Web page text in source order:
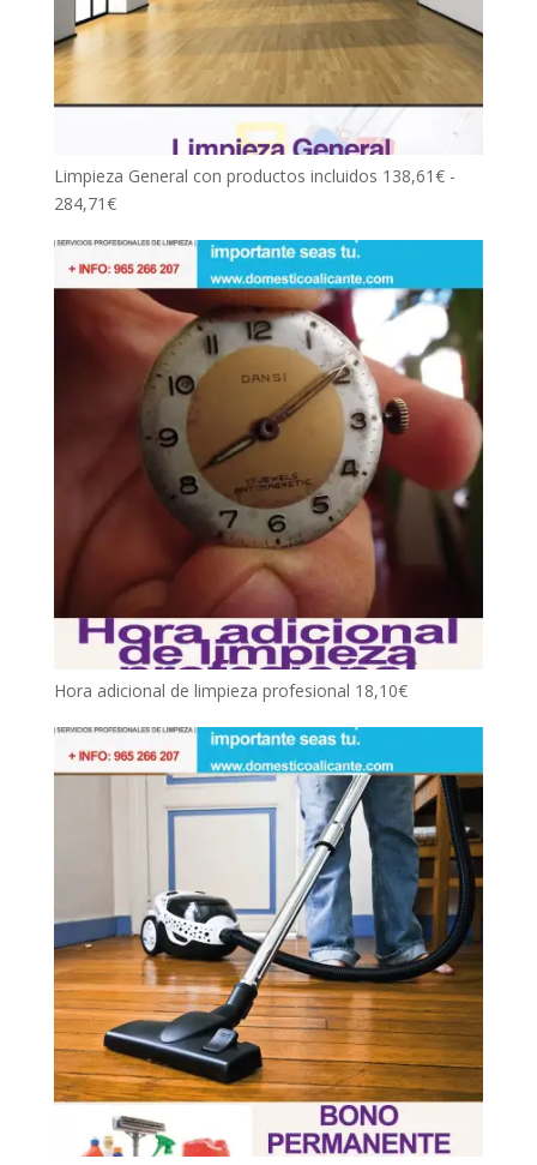
Limpieza General con productos incluidos 138,61€ -
284,71€Rango
desde
138,61€
hasta
284,71€
Hora adicional de limpieza profesional 18,10€